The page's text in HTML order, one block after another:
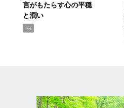
言がもたらす心の平穏
と潤い
PR